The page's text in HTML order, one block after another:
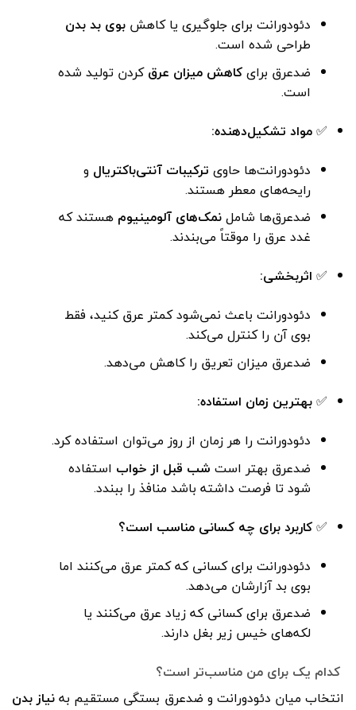
دئودورانت برای جلوگیری یا کاهش بوی بد بدن
طراحی شده است.
ضدعرق برایکاهش میزان عرقکردن تولید شده
است.
✅مواد تشکیل‌دهنده:
دئودورانت‌ها حاوی ترکیبات آنتی‌باکتریال و
رایحه‌های معطر هستند.
ضدعرق‌ها شاملنمک‌های آلومینیوم هستند که
غدد عرق را موقتاً می‌بندند.
✅ اثربخشی:
دئودورانت باعث نمی‌شود کمتر عرق کنید، فقط
بوی آن را کنترل می‌کند.
ضدعرق میزان تعریق را کاهش می‌دهد.
✅بهترین زمان استفاده:
دئودورانت را هر زمان از روز می‌توان استفاده کرد.
ضدعرق بهتر است شب قبل از خواب استفاده
شود تا فرصت داشته باشد منافذ را ببندد.
✅کاربرد برای چه کسانی مناسب است؟
دئودورانت برای کسانی که کمتر عرق می‌کنند اما
بوی بد آزارشان می‌دهد.
ضدعرق برای کسانی که زیاد عرق می‌کنند یا
لکه‌های خیس زیر بغل دارند.
کدام یک برای من مناسب‌تر است؟
انتخاب میان دئودورانت و ضدعرق بستگی مستقیم بهنیاز بدن